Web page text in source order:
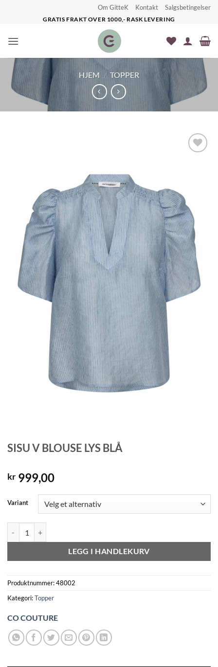
Om GitteK Kontakt Salgsbetingelser
GRATIS FRAKT OVER 1000,- RASK LEVERING
HJEM / TOPPER
SISU V BLOUSE LYS BLÅ
kr 999,00
Variant
LEGG I HANDLEKURV
Produktnummer:48002
Kategori:Topper
CO COUTURE